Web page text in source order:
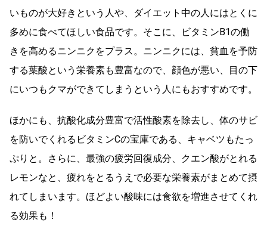
いものが大好きという人や、ダイエット中の人にはとくに
多めに食べてほしい食品です。そこに、ビタミンB1の働
きを高めるニンニクをプラス。ニンニクには、貧血を予防
する葉酸という栄養素も豊富なので、顔色が悪い、目の下
にいつもクマができてしまうという人にもおすすめです。
ほかにも、抗酸化成分豊富で活性酸素を除去し、体のサビ
を防いでくれるビタミンCの宝庫である、キャベツもたっ
ぷりと。さらに、最強の疲労回復成分、クエン酸がとれる
レモンなと、疲れをとるうえで必要な栄養素がまとめて摂
れてしまいます。ほどよい酸味には食欲を増進させてくれ
る効果も！